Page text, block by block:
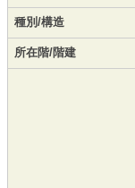
種別/構造
所在階/階建